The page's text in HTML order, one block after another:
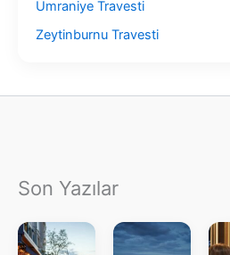
Ümraniye Travesti
Zeytinburnu Travesti
Son Yazılar